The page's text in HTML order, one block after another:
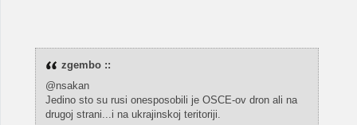
zgembo ::
@nsakan
Jedino sto su rusi onesposobili je OSCE-ov dron ali na
drugoj strani...i na ukrajinskoj teritoriji.